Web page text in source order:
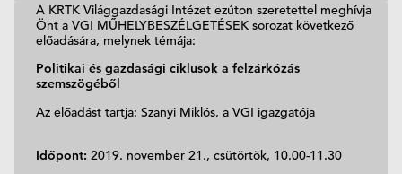
A KRTK Világgazdasági Intézet ezúton szeretettel meghívja
Önt a VGI MŰHELYBESZÉLGETÉSEK sorozat következő
előadására, melynek témája:
Politikai és gazdasági ciklusok a felzárkózás
szemszögéből
Az előadást tartja: Szanyi Miklós, a VGI igazgatója
Időpont: 2019. november 21., csütörtök, 10.00-11.30